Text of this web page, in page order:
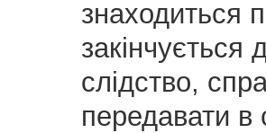
знаходиться
закінчується
слідство,
передавати в